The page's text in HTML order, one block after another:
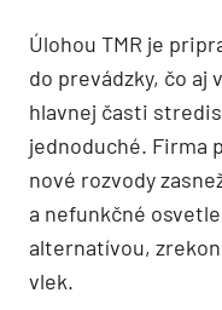
Úlohou TMR je
do prevádzky, čo aj
hlavnej časti
jednoduché. Firma
nové rozvody
a nefunkčné
alternatívou,
vlek.